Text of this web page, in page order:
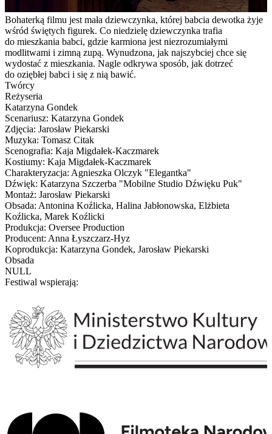
Bohaterką filmu jest mała dziewczynka, której babcia dewotka żyje
wśród świętych figurek. Co niedzielę dziewczynka trafia
do mieszkania babci, gdzie karmiona jest niezrozumiałymi
modlitwami i zimną zupą. Wynudzona, jak najszybciej chce się
wydostać z mieszkania. Nagle odkrywa sposób, jak dotrzeć
do oziębłej babci i się z nią bawić.
Twórcy
Reżyseria
Katarzyna Gondek
Scenariusz: Katarzyna Gondek
Zdjęcia: Jarosław Piekarski
Muzyka: Tomasz Citak
Scenografia: Kaja Migdałek-Kaczmarek
Kostiumy: Kaja Migdałek-Kaczmarek
Charakteryzacja: Agnieszka Olczyk "Elegantka"
Dźwięk: Katarzyna Szczerba "Mobilne Studio Dźwięku Puk"
Montaż: Jarosław Piekarski
Obsada: Antonina Koźlicka, Halina Jabłonowska, Elżbieta
Koźlicka, Marek Koźlicki
Produkcja: Oversee Production
Producent: Anna Łyszczarz-Hyz
Koprodukcja: Katarzyna Gondek, Jarosław Piekarski
Obsada
NULL
Festiwal wspierają: